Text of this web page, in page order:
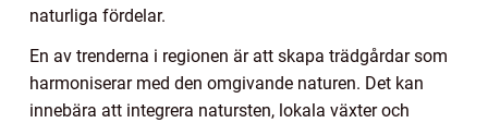
naturliga fördelar.
En av trenderna i regionen är att skapa trädgårdar som
harmoniserar med den omgivande naturen. Det kan
innebära att integrera natursten, lokala växter och